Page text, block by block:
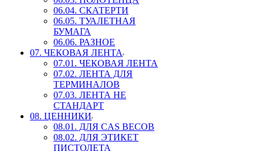
06.04. СКАТЕРТИ
06.05. ТУАЛЕТНАЯ
БУМАГА
06.06. РАЗНОЕ
07. ЧЕКОВАЯ ЛЕНТА
07.01. ЧЕКОВАЯ ЛЕНТА
07.02. ЛЕНТА ДЛЯ
ТЕРМИНАЛОВ
07.03. ЛЕНТА НЕ
СТАНДАРТ
08. ЦЕННИКИ
08.01. ДЛЯ CAS ВЕСОВ
08.02. ДЛЯ ЭТИКЕТ
ПИСТОЛЕТА